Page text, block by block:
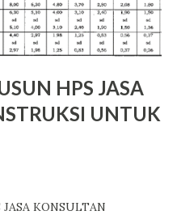
HPS JASA
UNTUK
KONSULTAN